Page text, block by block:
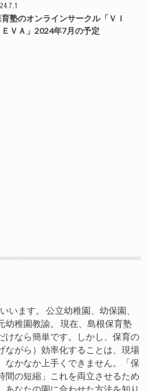
塾のオンラインサークル「ＶＩ
ＥＶＡ」2024年7月の予定
います。 公立幼稚園、幼保園、
幼稚園教諭。 現在、島根保育塾
けなら簡単です。しかし、保育の
ながら）効率化することは、現場
なかなか上手くできません。「保
間の短縮」これを両立させるため